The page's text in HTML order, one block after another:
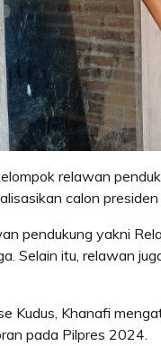
relawan
calon
pendukung yakni
Selain itu, relawan
Kudus, Khanafi
pada Pilpres 2024.